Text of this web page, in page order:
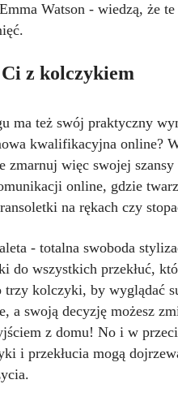
Watson - wiedzą, że
z kolczykiem
ma też swój praktyczny
kwalifikacyjna online?
zmarnuj więc swojej
online, gdzie
na rękach czy
- totalna swoboda
do wszystkich przekłuć,
trzy kolczyki, by wyglądać
a swoją decyzję możesz
z domu! No i w
i przekłucia mogą